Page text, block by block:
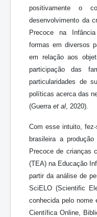
positivamente o
desenvolvimento da
Precoce na
formas em diversos
em relação aos
participação das
particularidades de
políticas acerca das
(Guerra et al , 2020).
Com esse intuito,
brasileira a
Precoce de crianças
(TEA) na Educação
partir da análise de
SciELO (Scientific
conhecida pelo nome
Científica Online,